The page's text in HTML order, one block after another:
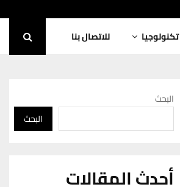
تكنولوجيا للاتصال بنا
البحث
البحث
أحدث المقالات